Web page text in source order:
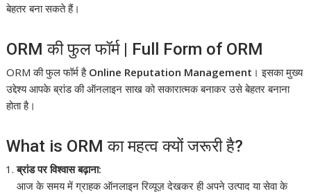
बेहतर बना सकते हैं।
ORM की फुल फॉर्म | Full Form of ORM
ORM की फुल फॉर्म है Online Reputation Management । इसका मुख्य
उद्देश्य आपके ब्रांड की ऑनलाइन साख को सकारात्मक बनाकर उसे बेहतर बनाना
होता है।
What is ORM का महत्व क्यों जरूरी है?
ब्रांड पर विश्वास बढ़ाना:
आज के समय में ग्राहक ऑनलाइन रिव्यूज़ देखकर ही अपने उत्पाद या सेवा के